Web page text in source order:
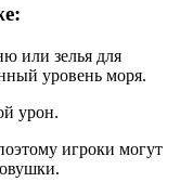
или зелья для
уровень моря.
урон.
игроки могут